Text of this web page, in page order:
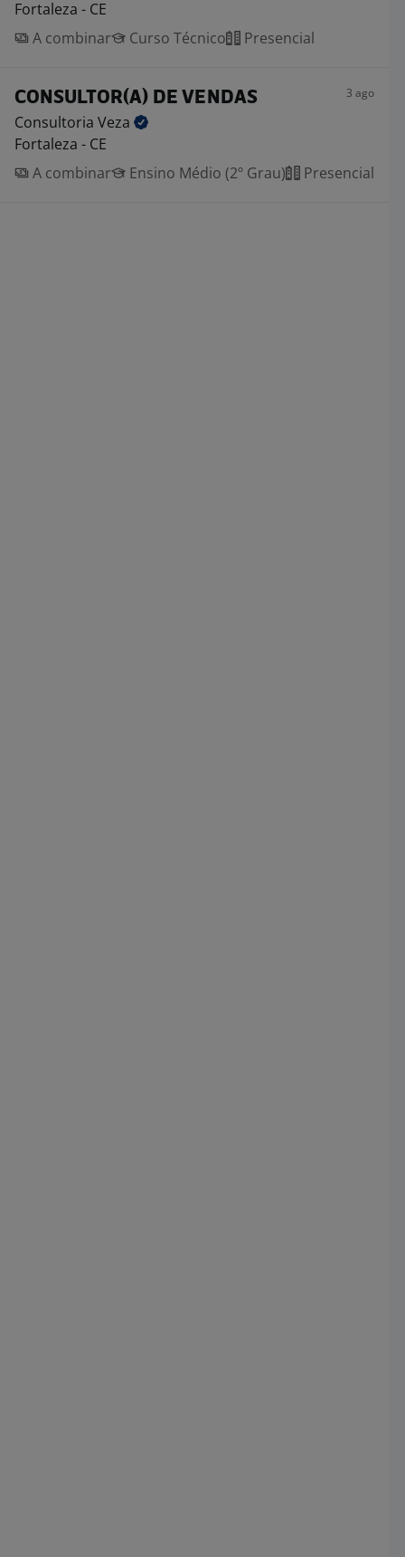
Fortaleza - CE
A combinar
Curso Técnico Presencial
CONSULTOR(A) DE VENDAS 3 ago
Consultoria Veza
Fortaleza - CE
A combinar
Ensino Médio (2º Grau) Presencial